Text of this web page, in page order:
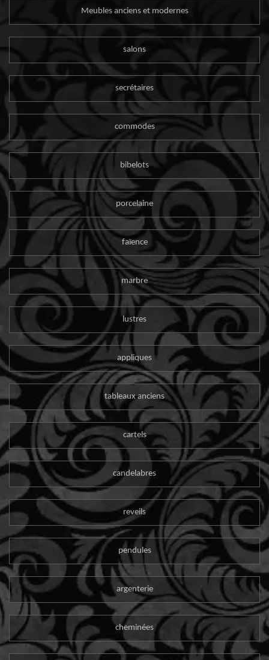
Meubles anciens et modernes
salons
secrétaires
commodes
bibelots
porcelaine
faïence
marbre
lustres
appliques
tableaux anciens
cartels
candelabres
reveils
pendules
argenterie
cheminées